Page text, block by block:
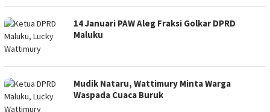
14 Januari PAW Aleg Fraksi Golkar DPRD
Maluku
Mudik Nataru, Wattimury Minta Warga
Waspada Cuaca Buruk